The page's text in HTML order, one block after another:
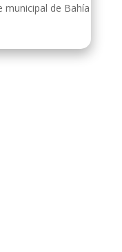
municipal de Bahía